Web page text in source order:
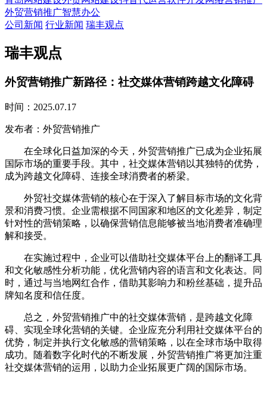
外贸营销推广智慧办公
公司新闻 行业新闻 瑞丰观点
瑞丰观点
外贸营销推广新路径：社交媒体营销跨越文化障碍
时间：2025.07.17
发布者：外贸营销推广
在全球化日益加深的今天，外贸营销推广已成为企业拓展
国际市场的重要手段。其中，社交媒体营销以其独特的优势，
成为跨越文化障碍、连接全球消费者的桥梁。
外贸社交媒体营销的核心在于深入了解目标市场的文化背
景和消费习惯。企业需根据不同国家和地区的文化差异，制定
针对性的营销策略，以确保营销信息能够被当地消费者准确理
解和接受。
在实施过程中，企业可以借助社交媒体平台上的翻译工具
和文化敏感性分析功能，优化营销内容的语言和文化表达。同
时，通过与当地网红合作，借助其影响力和粉丝基础，提升品
牌知名度和信任度。
总之，外贸营销推广中的社交媒体营销，是跨越文化障
碍、实现全球化营销的关键。企业应充分利用社交媒体平台的
优势，制定并执行文化敏感的营销策略，以在全球市场中取得
成功。随着数字化时代的不断发展，外贸营销推广将更加注重
社交媒体营销的运用，以助力企业拓展更广阔的国际市场。